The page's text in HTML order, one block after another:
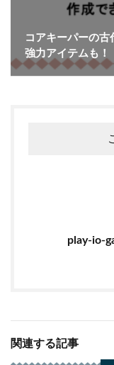
コアキーパーの
強力アイテムも！
play-io-
関連する記事